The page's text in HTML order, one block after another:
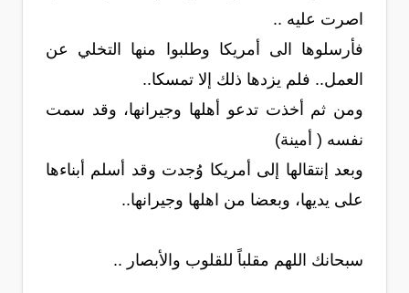
اصرت عليه ..
فأرسلوها الى أمريكا وطلبوا منها التخلي عن
العمل.. فلم يزدها ذلك إلا تمسكا..
ومن ثم أخذت تدعو أهلها وجيرانها، وقد سمت
نفسه ( أمينة)
وبعد إنتقالها إلى أمريكا وُجدت وقد أسلم أبناءها
على يديها، وبعضا من اهلها وجيرانها..
سبحانك اللهم مقلباً للقلوب والأبصار ..